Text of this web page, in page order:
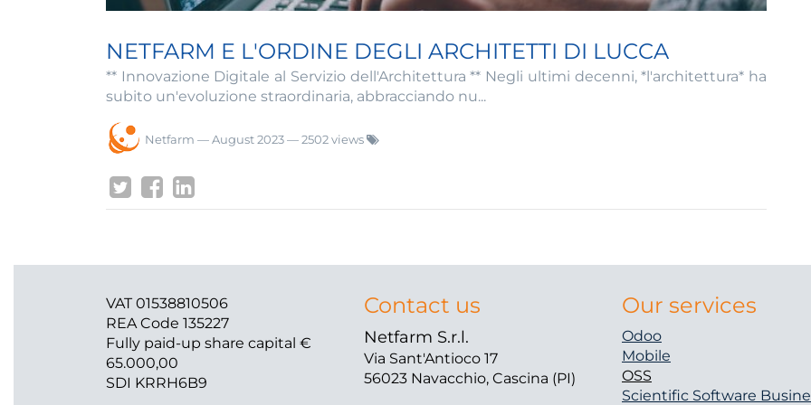
NETFARM E L'ORDINE DEGLI ARCHITETTI DI LUCCA
** Innovazione Digitale al Servizio dell'Architettura ** Negli ultimi decenni, *l'architettura* ha
subito un'evoluzione straordinaria, abbracciando nu...
Netfarm —August 2023— 2502 views
VAT 01538810506
REA Code 135227
Fully paid-up share capital €
65.000,00
SDI KRRH6B9
Contact us
Netfarm S.r.l.
Via Sant'Antioco 17
56023 Navacchio, Cascina (PI)
Our services
Odoo
Mobile
OSS
Scientific Software